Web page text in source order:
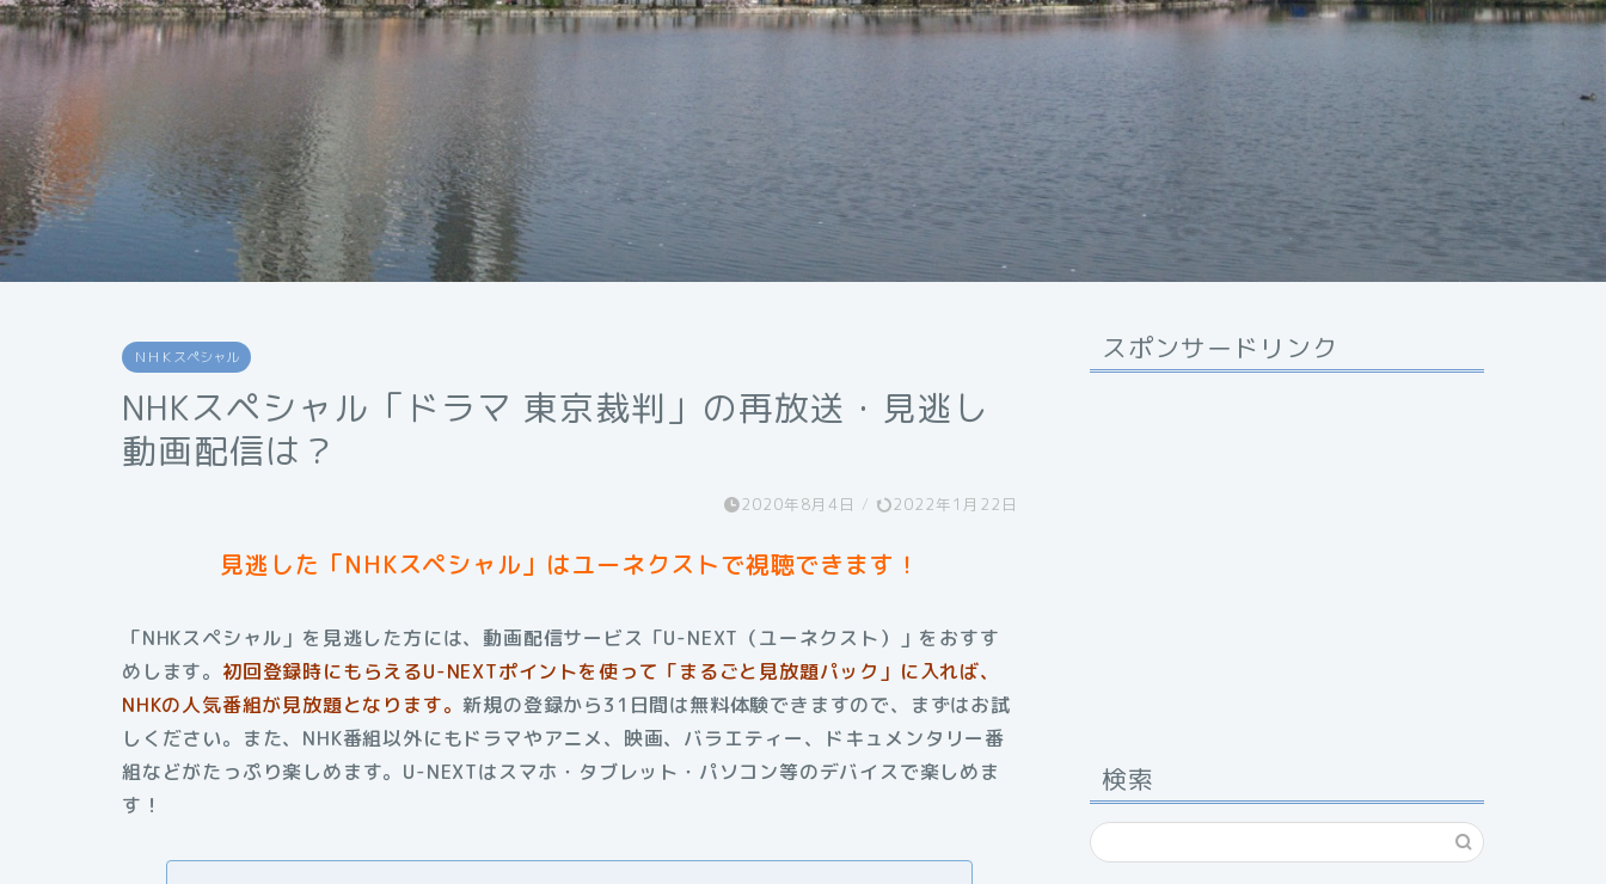
ＮＨＫスペシャル
NHKスペシャル「ドラマ 東京裁判」の再放送・見逃し
動画配信は？
2020年8月4日 / 2022年1月22日
見逃した「NHKスペシャル」はユーネクストで視聴できます！
「NHKスペシャル」を見逃した方には、動画配信サービス「U-NEXT（ユーネクスト）」をおすす
めします。 初回登録時にもらえるU-NEXTポイントを使って「まるごと見放題パック」に入れば、
NHKの人気番組が見放題となります。 新規の登録から31日間は無料体験できますので、まずはお試
しください。また、NHK番組以外にもドラマやアニメ、映画、バラエティー、ドキュメンタリー番
組などがたっぷり楽しめます。 U-NEXTはスマホ・タブレット・パソコン等のデバイスで楽しめま
す！
スポンサードリンク
検索